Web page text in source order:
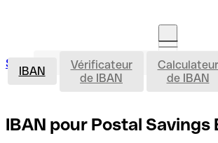
Se connecterOuvrir un compte IBAN
IBAN
Vérificateur
de IBAN
Calculateur
de IBAN
IBAN pour Postal Savings